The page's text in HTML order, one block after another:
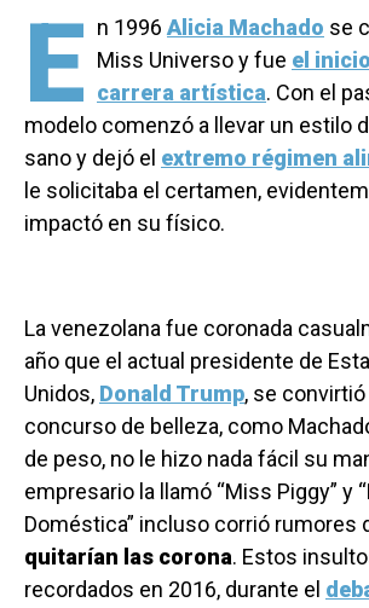
E n 1996Alicia Machado se
Miss Universo y fue el
carrera artística. Con el
modelo comenzó a llevar un estilo
sano y dejó el extremo régimen
le solicitaba el certamen,
impactó en su físico.
La venezolana fue coronada
año que el actual presidente de
Unidos, Donald Trump, se convirtió
concurso de belleza, como
de peso, no le hizo nada fácil su
empresario la llamó “Miss Piggy” y
Doméstica” incluso corrió rumores
quitarían las corona. Estos
recordados en 2016, durante el